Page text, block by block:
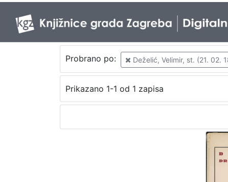
Probrano po: Deželić, Velimir, st. (21. 02.
Prikazano 1-1 od 1 zapisa